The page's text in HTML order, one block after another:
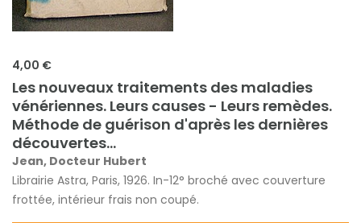
4,00 €
Les nouveaux traitements des maladies
vénériennes. Leurs causes - Leurs remèdes.
Méthode de guérison d'après les dernières
découvertes...
Jean, Docteur Hubert
Librairie Astra, Paris, 1926. In-12° broché avec couverture
frottée, intérieur frais non coupé.